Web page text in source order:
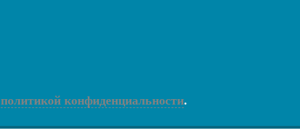
политикой конфиденциальности.